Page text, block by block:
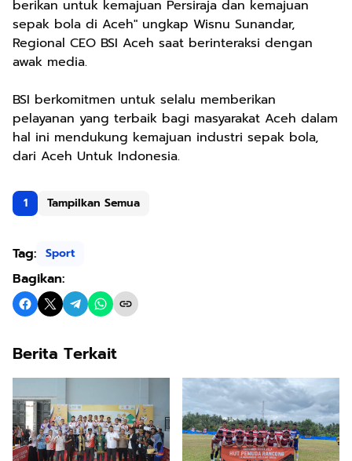
berikan untuk kemajuan Persiraja dan kemajuan
sepak bola di Aceh" ungkap Wisnu Sunandar,
Regional CEO BSI Aceh saat berinteraksi dengan
awak media.
BSI berkomitmen untuk selalu memberikan
pelayanan yang terbaik bagi masyarakat Aceh dalam
hal ini mendukung kemajuan industri sepak bola,
dari Aceh Untuk Indonesia.
1 Tampilkan Semua
Tag: Sport
Bagikan:
Berita Terkait